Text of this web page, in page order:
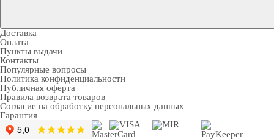
Доставка
Оплата
Пункты выдачи
Контакты
Популярные вопросы
Политика конфиденциальности
Публичная оферта
Правила возврата товаров
Согласие на обработку персональных данных
Гарантия